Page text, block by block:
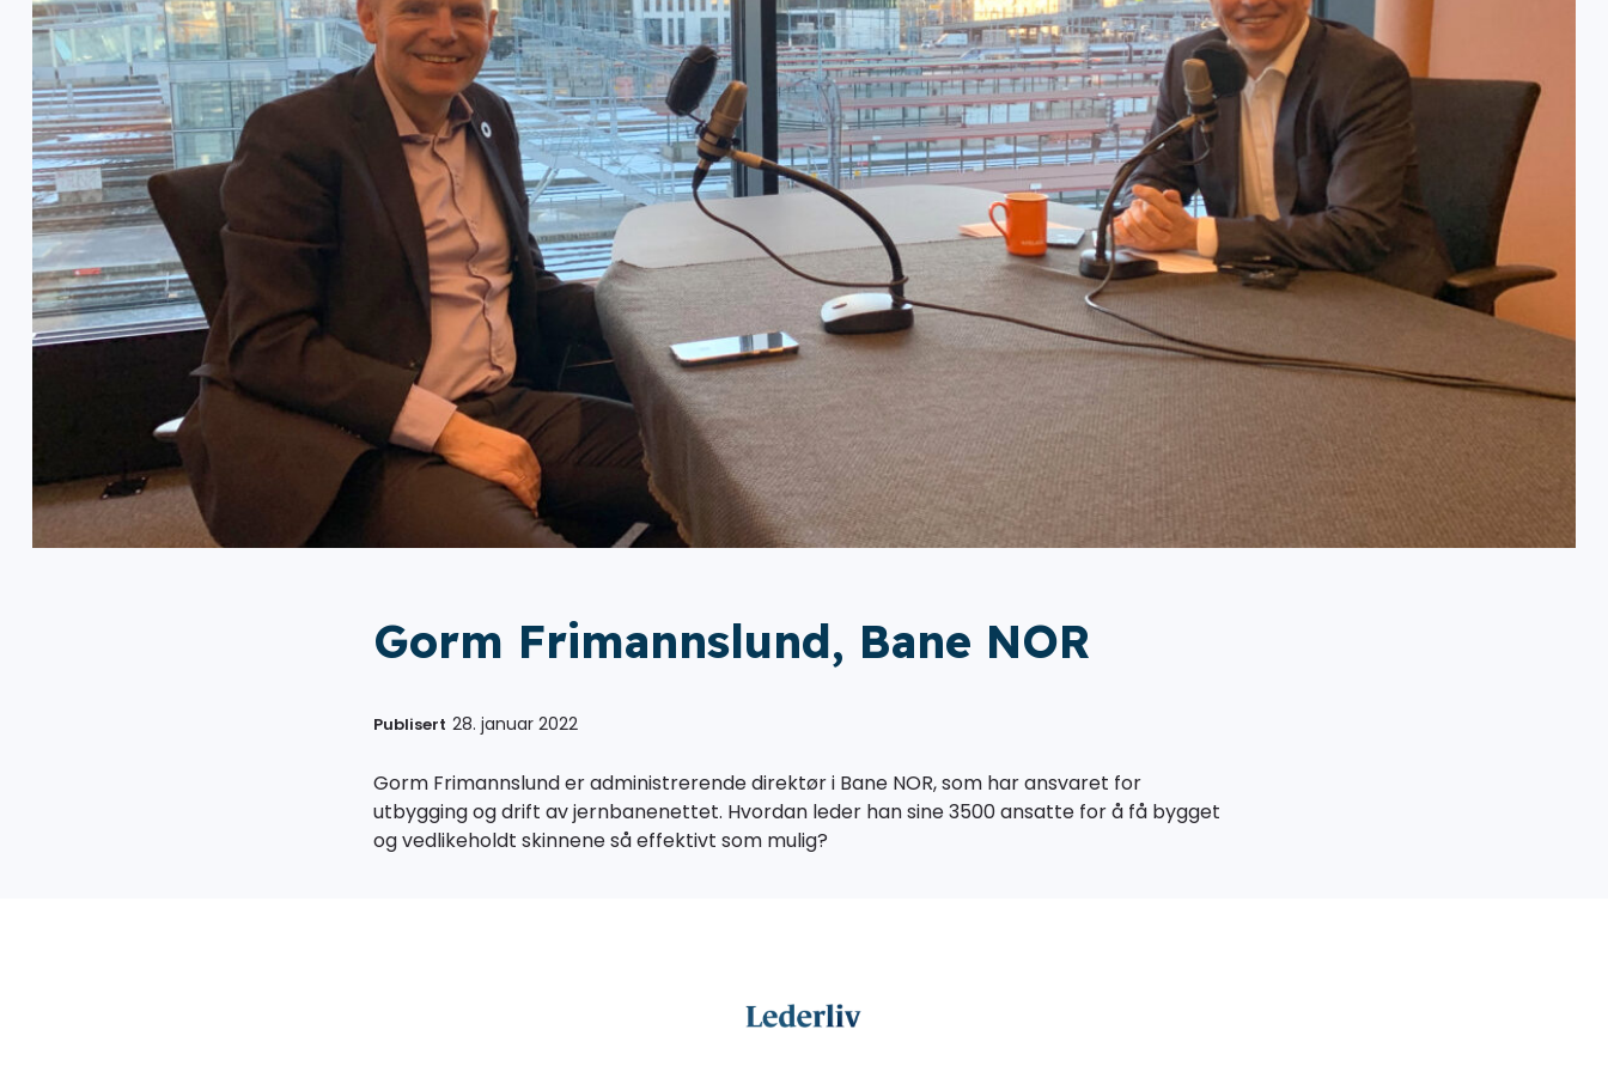
Gorm Frimannslund, Bane NOR
Publisert 28. januar 2022
Gorm Frimannslund er administrerende direktør i Bane NOR, som har ansvaret for
utbygging og drift av jernbanenettet. Hvordan leder han sine 3500 ansatte for å få bygget
og vedlikeholdt skinnene så effektivt som mulig?